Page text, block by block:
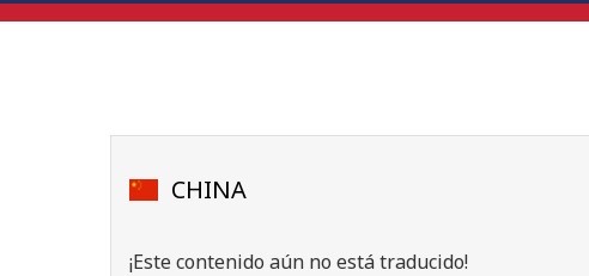
CHINA
¡Este contenido aún no está traducido!